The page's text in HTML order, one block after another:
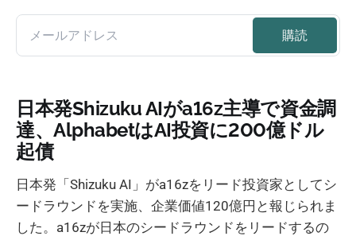
日本発Shizuku AIがa16z主導で資金調
達、AlphabetはAI投資に200億ドル
起債
日本発「Shizuku AI」がa16zをリード投資家としてシ
ードラウンドを実施、企業価値120億円と報じられま
した。a16zが日本のシードラウンドをリードするの